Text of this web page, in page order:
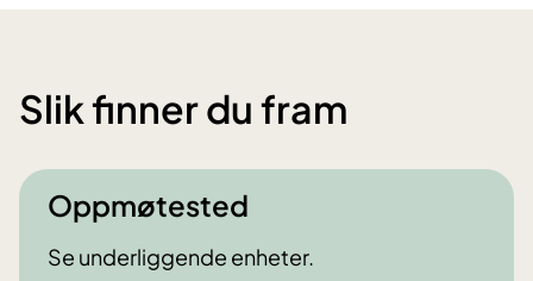
Slik finner du fram
Oppmøtested
Se underliggende enheter.